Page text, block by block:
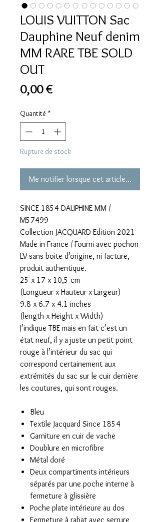
LOUIS VUITTON Sac
Dauphine Neuf denim
MM RARE TBE SOLD
OUT
0,00 €
Quantité *
Rupture de stock
Me notifier lorsque cet article est
SINCE 1854 DAUPHINE MM /
M57499
Collection JACQUARD Edition 2021
Made in France / Fourni avec pochon
LV sans boite d’origine, ni facture,
produit authentique.
25 x 17 x 10,5 cm
(Longueur x Hauteur x Largeur)
9.8 x 6.7 x 4.1 inches
(length x Height x Width)
J’indique TBE mais en fait c’est un
état neuf, il y a juste un petit point
rouge à l’intérieur du sac qui
correspond certainement aux
extrémités du sac sur le cuir derrière
les coutures, qui sont rouges.
Bleu
Textile Jacquard Since 1854
Garniture en cuir de vache
Doublure en microfibre
Métal doré
Deux compartiments intérieurs
séparés par une poche interne à
fermeture à glissière
Poche plate intérieure au dos
Fermeture à rabat avec serrure